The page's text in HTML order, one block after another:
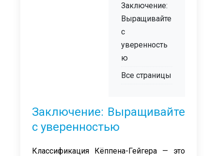
Заключение:
Выращивайте
с
уверенность
ю
Все страницы
Заключение: Выращивайте
с уверенностью
Классификация Кёппена-Гейгера — это